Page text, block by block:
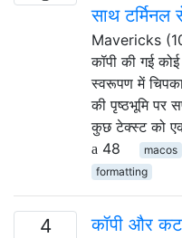
साथ टर्मिनल
Mavericks
कॉपी की गई
स्वरूपण में
की पृष्ठभूमि पर
कुछ टेक्स्ट को
48
macos
formatting
4 कॉपी और